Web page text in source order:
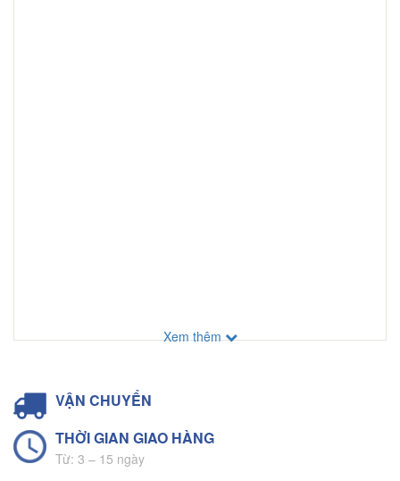
Xem thêm
VẬN CHUYỂN
THỜI GIAN GIAO HÀNG
Từ: 3 – 15 ngày